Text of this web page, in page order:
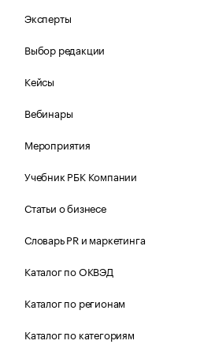
Эксперты
Выбор редакции
Кейсы
Вебинары
Мероприятия
Учебник РБК Компании
Статьи о бизнесе
Словарь PR и маркетинга
Каталог по ОКВЭД
Каталог по регионам
Каталог по категориям